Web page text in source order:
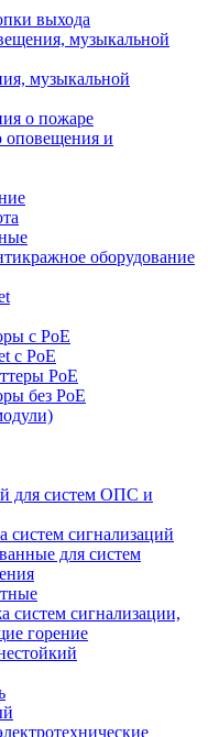
выхода
музыкальной
музыкальной
о пожаре
оповещения и
оборудование
с РоЕ
с PoE
РоЕ
без РоЕ
для систем ОПС и
систем сигнализаций
для систем
систем сигнализации,
горение